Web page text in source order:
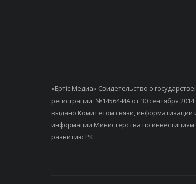
«Ертiс Медиа» Свидетельство о
регистрации: №14564-ИА от 30 сентября 2014
выдано Комитетом связи, информатизации
информации Министерства по инвестициям
развитию РК